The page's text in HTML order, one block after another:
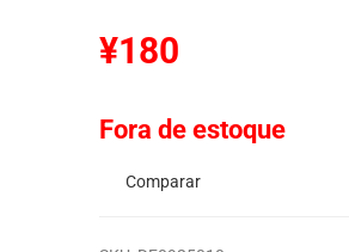
¥180
Fora de estoque
Comparar